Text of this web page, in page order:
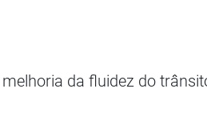
da fluidez do